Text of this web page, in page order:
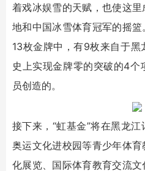
着戏冰娱雪的天赋，也使这
地和中国冰雪体育冠军的摇
13枚金牌中，有9枚来自于
史上实现金牌零的突破的4
员创造的。
接下来，“虹基金”将在黑龙江
奥运文化进校园等青少年体
化展览、国际体育教育交流